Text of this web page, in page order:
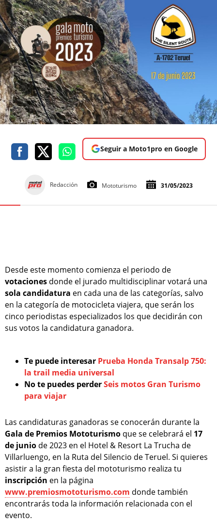
Seguir a Moto1pro en Google
Redacción Mototurismo 31/05/2023
Desde este momento comienza el periodo de
votaciones donde el jurado multidisciplinar votará una
sola candidatura en cada una de las categorías, salvo
en la categoría de motocicleta viajera, que serán los
cinco periodistas especializados los que decidirán con
sus votos la candidatura ganadora.
Te puede interesar Prueba Honda Transalp 750:
la trail media universal
No te puedes perderSeis motos Gran Turismo
para viajar
Las candidaturas ganadoras se conocerán durante la
Gala de Premios Mototurismo que se celebrará el 17
de junio de 2023 en el Hotel & Resort La Trucha de
Villarluengo, en la Ruta del Silencio de Teruel. Si quieres
asistir a la gran fiesta del mototurismo realiza tu
inscripción en la página
www.premiosmototurismo.com donde también
encontrarás toda la información relacionada con el
evento.